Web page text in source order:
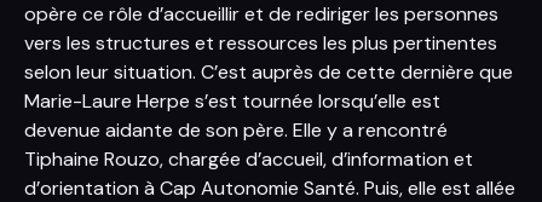
opère ce rôle d’accueillir et de rediriger les personnes
vers les structures et ressources les plus pertinentes
selon leur situation. C’est auprès de cette dernière que
Marie-Laure Herpe s’est tournée lorsqu’elle est
devenue aidante de son père. Elle y a rencontré
Tiphaine Rouzo, chargée d’accueil, d’information et
d’orientation à Cap Autonomie Santé. Puis, elle est allée